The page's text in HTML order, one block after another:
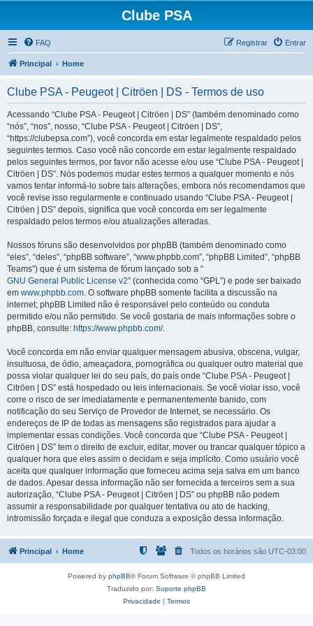
Clube PSA
FAQ Entrar
Registrar
Principal Home
Clube PSA - Peugeot | Citröen | DS - Termos de uso
Acessando “Clube PSA - Peugeot | Citröen | DS” (também denominado como
“nós”, “nos”, nosso, “Clube PSA - Peugeot | Citröen | DS”,
“https://clubepsa.com”), você concorda em estar legalmente respaldado pelos
seguintes termos. Caso você não concorde em estar legalmente respaldado
pelos seguintes termos, por favor não acesse e/ou use “Clube PSA - Peugeot |
Citröen | DS”. Nós podemos mudar estes termos a qualquer momento e nós
vamos tentar informá-lo sobre tais alterações, embora nós recomendamos que
você revise isso regularmente e continuado usando “Clube PSA - Peugeot |
Citröen | DS” depois, significa que você concorda em ser legalmente
respaldado pelos termos e/ou atualizações alteradas.
Nossos fóruns são desenvolvidos por phpBB (também denominado como
“eles”, “deles”, “phpBB software”, “www.phpbb.com”, “phpBB Limited”, “phpBB
Teams”) que é um sistema de fórum lançado sob a “
GNU General Public License v2” (conhecida como “GPL”) e pode ser baixado
em www.phpbb.com. O software phpBB somente facilita a discussão na
internet; phpBB Limited não é responsável pelo conteúdo ou conduta
permitido e/ou não permitido. Se você gostaria de mais informações sobre o
phpBB, consulte: https://www.phpbb.com/.
Você concorda em não enviar qualquer mensagem abusiva, obscena, vulgar,
insultuosa, de ódio, ameaçadora, pornográfica ou qualquer outro material que
possa violar qualquer lei do seu país, do país onde “Clube PSA - Peugeot |
Citröen | DS” está hospedado ou leis internacionais. Se você violar isso, você
corre o risco de ser imediatamente e permanentemente banido, com
notificação do seu Serviço de Provedor de Internet, se necessário. Os
endereços de IP de todas as mensagens são registrados para ajudar a
implementar essas condições. Você concorda que “Clube PSA - Peugeot |
Citröen | DS” tem o direito de excluir, editar, mover ou trancar qualquer tópico a
qualquer hora que eles assim o decidam e seja implícito. Como usuário você
aceita que qualquer informação que forneceu acima seja salva em um banco
de dados. Apesar dessa informação não ser fornecida a terceiros sem a sua
autorização, “Clube PSA - Peugeot | Citröen | DS” ou phpBB não podem
assumir a responsabilidade por qualquer tentativa ou ato de hacking,
intromissão forçada e ilegal que conduza a exposição dessa informação.
Principal Home Todos os horários são UTC-03:00
Powered by phpBB® Forum Software © phpBB Limited
Traduzido por: Suporte phpBB
Privacidade | Termos